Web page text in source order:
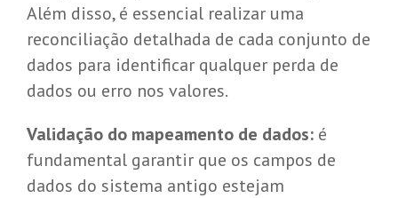
Além disso, é essencial realizar uma
reconciliação detalhada de cada conjunto de
dados para identificar qualquer perda de
dados ou erro nos valores.
Validação do mapeamento de dados:é
fundamental garantir que os campos de
dados do sistema antigo estejam